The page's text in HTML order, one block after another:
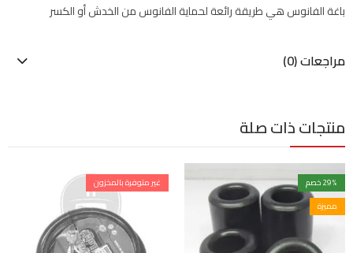
باغة الفانوس هي طريقة رائعة لحماية الفانوس من الخدش أو الكسر
مراجعات (0)
منتجات ذات صلة
29% خصم
مميزة
غير متوفرة بالمخزون